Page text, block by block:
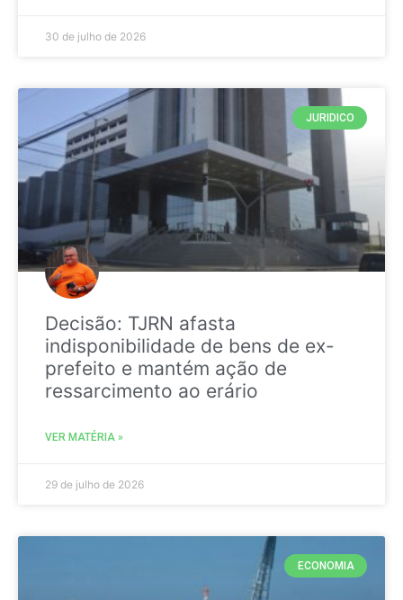
30 de julho de 2026
JURIDICO
Decisão: TJRN afasta
indisponibilidade de bens de ex-
prefeito e mantém ação de
ressarcimento ao erário
VER MATÉRIA »
29 de julho de 2026
ECONOMIA